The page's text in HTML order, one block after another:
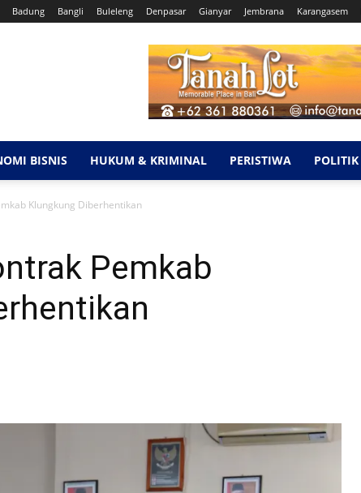
Badung Bangli Buleleng Denpasar Gianyar Jembrana Karangasem
BISNIS HUKUM & KRIMINAL PERISTIWA POLITIK
Klungkung Diberhentikan
Pemkab